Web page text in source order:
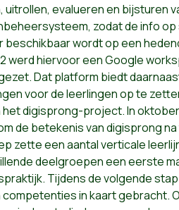
uitrollen, evalueren en bijsturen
zodat de info op
beschikbaar wordt op een
werd hiervoor een Google
Dat platform biedt
voor de leerlingen op te
het digisprong-project. In
de betekenis van digisprong na
zette een aantal verticale
deelgroepen een eerste
Tijdens de volgende
competenties in kaart gebracht.